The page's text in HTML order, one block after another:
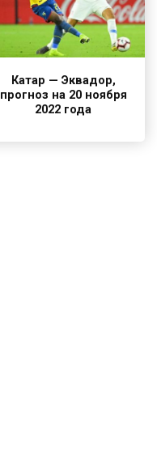
Катар — Эквадор,
прогноз на 20 ноября
2022 года